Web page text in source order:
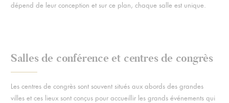
dépend de leur conception et sur ce plan, chaque salle est unique.
Salles de conférence et centres de congrès
Les centres de congrès sont souvent situés aux abords des grandes
villes et ces lieux sont conçus pour accueillir les grands événements qui